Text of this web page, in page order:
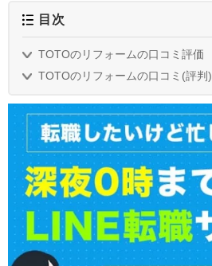
目次
TOTOのリフォームの口コミ評価
TOTOのリフォームの口コミ(評判)